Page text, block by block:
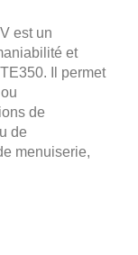
est un
et
Il permet
de
de
menuiserie,